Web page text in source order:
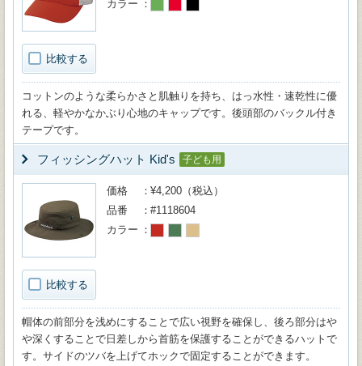
比較する
カラー
コットンのような柔らかさと肌触りを持ち、はっ水性・速乾性に優
れる、軽やかなかぶり心地のキャップです。後頭部のバックル付き
テープです。
フィッシングハット Kid's 子ども用
比較する
価格
¥4,200（税込）
品番
#1118604
カラー
帽体の前部分を浅めにすることで広い視野を確保し、後ろ部分はや
や深くすることで日差しから首筋を保護することができるハットで
す。サイドのツバを上げてホックで固定することができます。